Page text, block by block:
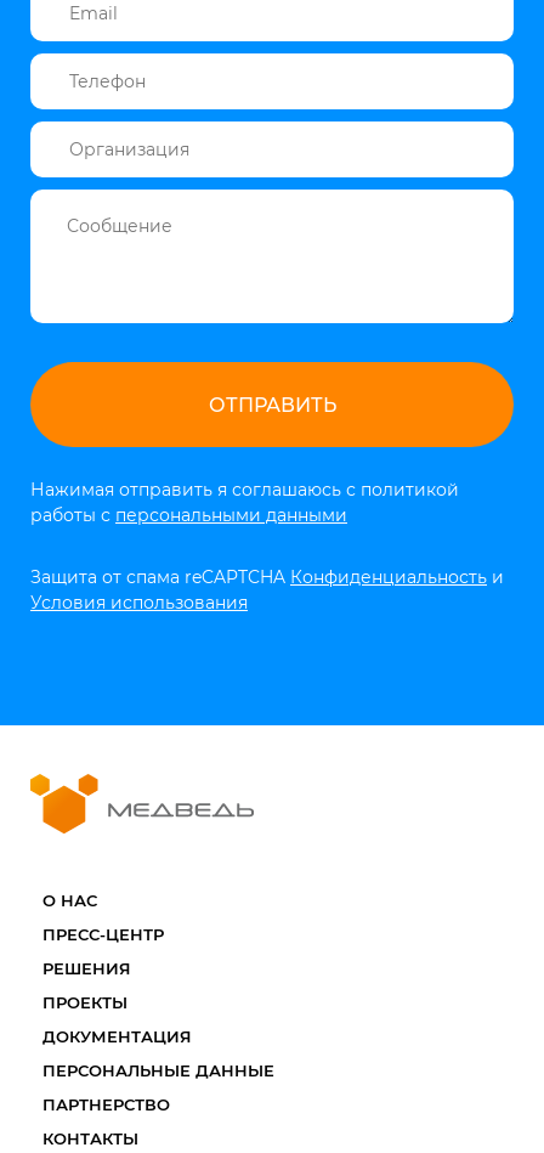
Нажимая отправить я соглашаюсь с политикой
работы с персональными данными
Защита от спама reCAPTCHA Конфиденциальность и
Условия использования
О НАС
ПРЕСС-ЦЕНТР
РЕШЕНИЯ
ПРОЕКТЫ
ДОКУМЕНТАЦИЯ
ПЕРСОНАЛЬНЫЕ ДАННЫЕ
ПАРТНЕРСТВО
КОНТАКТЫ